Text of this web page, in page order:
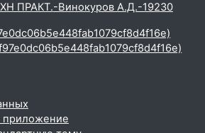
ПРАКТ.-Винокуров А.Д.-19230
приложение